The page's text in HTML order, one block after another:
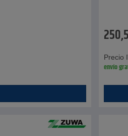
Precio
envío